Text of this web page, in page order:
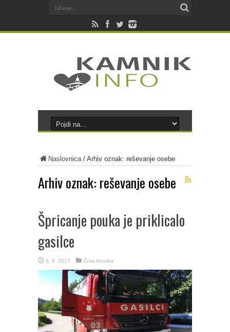
Naslovnica/ Arhiv oznak: reševanje osebe
Arhiv oznak: reševanje osebe
Špricanje pouka je priklicalo
gasilce
6. 9. 2017 Črna kronika